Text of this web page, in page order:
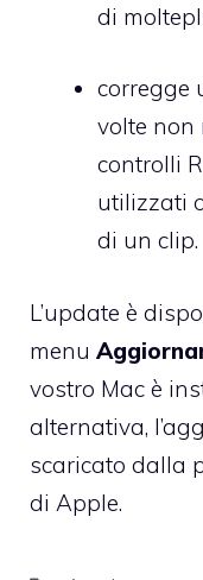
di
corregge
volte non
controlli
utilizzati
di un clip.
L’update è
menu
vostro Mac è
alternativa,
scaricato dalla
di Apple.